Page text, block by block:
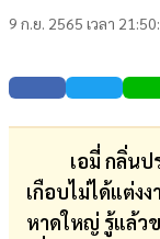
9 ก.ย. 2565 เวลา
เอมี่ กลิ่นปร
เกือบไม่ได้แต่ง
หาดใหญ่ รู้แล้ว
บันเทิง
ตรวจ
หวย
บอล
สด